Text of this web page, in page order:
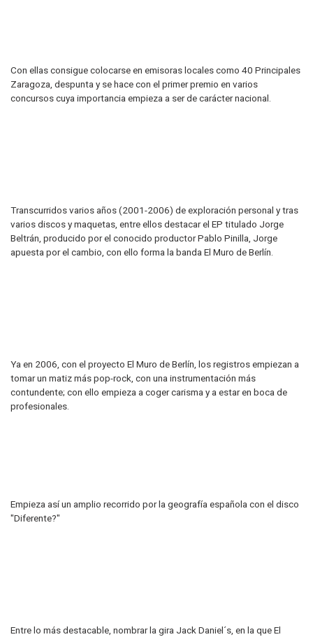
Con ellas consigue colocarse en emisoras locales como 40 Principales
Zaragoza, despunta y se hace con el primer premio en varios
concursos cuya importancia empieza a ser de carácter nacional.
Transcurridos varios años (2001-2006) de exploración personal y tras
varios discos y maquetas, entre ellos destacar el EP titulado Jorge
Beltrán, producido por el conocido productor Pablo Pinilla, Jorge
apuesta por el cambio, con ello forma la banda El Muro de Berlín.
Ya en 2006, con el proyecto El Muro de Berlín, los registros empiezan a
tomar un matiz más pop-rock, con una instrumentación más
contundente; con ello empieza a coger carisma y a estar en boca de
profesionales.
Empieza así un amplio recorrido por la geografía española con el disco
"Diferente?"
Entre lo más destacable, nombrar la gira Jack Daniel´s, en la que El